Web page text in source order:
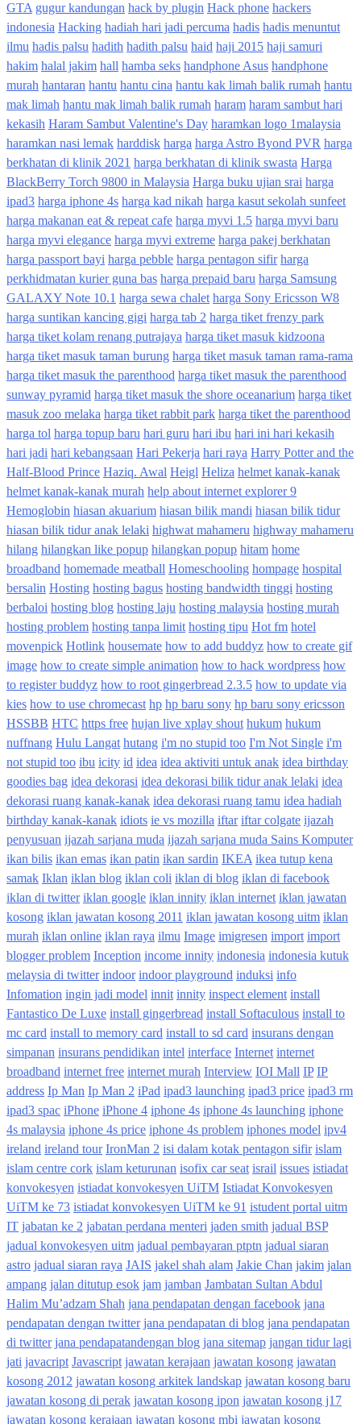
GTA gugur kandungan hack by plugin Hack phone hackers
indonesia Hacking hadiah hari jadi percuma hadis hadis menuntut
ilmu hadis palsu hadith hadith palsu haid haji 2015 haji samuri
hakim halal jakim hall hamba seks handphone Asus handphone
murah hantaran hantu hantu cina hantu kak limah balik rumah hantu
mak limah hantu mak limah balik rumah haram haram sambut hari
kekasih Haram Sambut Valentine's Day haramkan logo 1malaysia
haramkan nasi lemak harddisk harga harga Astro Byond PVR harga
berkhatan di klinik 2021 harga berkhatan di klinik swasta Harga
BlackBerry Torch 9800 in Malaysia Harga buku ujian srai harga
ipad3 harga iphone 4s harga kad nikah harga kasut sekolah sunfeet
harga makanan eat & repeat cafe harga myvi 1.5 harga myvi baru
harga myvi elegance harga myvi extreme harga pakej berkhatan
harga passport bayi harga pebble harga pentagon sifir harga
perkhidmatan kurier guna bas harga prepaid baru harga Samsung
GALAXY Note 10.1 harga sewa chalet harga Sony Ericsson W8
harga suntikan kancing gigi harga tab 2 harga tiket frenzy park
harga tiket kolam renang putrajaya harga tiket masuk kidzoona
harga tiket masuk taman burung harga tiket masuk taman rama-rama
harga tiket masuk the parenthood harga tiket masuk the parenthood
sunway pyramid harga tiket masuk the shore oceanarium harga tiket
masuk zoo melaka harga tiket rabbit park harga tiket the parenthood
harga tol harga topup baru hari guru hari ibu hari ini hari kekasih
hari jadi hari kebangsaan Hari Pekerja hari raya Harry Potter and the
Half-Blood Prince Haziq. Awal Heigl Heliza helmet kanak-kanak
helmet kanak-kanak murah help about internet explorer 9
Hemoglobin hiasan akuarium hiasan bilik mandi hiasan bilik tidur
hiasan bilik tidur anak lelaki highwat mahameru highway mahameru
hilang hilangkan like popup hilangkan popup hitam home
broadband homemade meatball Homeschooling hompage hospital
bersalin Hosting hosting bagus hosting bandwidth tinggi hosting
berbaloi hosting blog hosting laju hosting malaysia hosting murah
hosting problem hosting tanpa limit hosting tipu Hot fm hotel
movenpick Hotlink housemate how to add buddyz how to create gif
image how to create simple animation how to hack wordpress how
to register buddyz how to root gingerbread 2.3.5 how to update via
kies how to use chromecast hp hp baru sony hp baru sony ericsson
HSSBB HTC https free hujan live xplay shout hukum hukum
nuffnang Hulu Langat hutang i'm no stupid too I'm Not Single i'm
not stupid too ibu icity id idea idea aktiviti untuk anak idea birthday
goodies bag idea dekorasi idea dekorasi bilik tidur anak lelaki idea
dekorasi ruang kanak-kanak idea dekorasi ruang tamu idea hadiah
birthday kanak-kanak idiots ie vs mozilla iftar iftar colgate ijazah
penyusuan ijazah sarjana muda ijazah sarjana muda Sains Komputer
ikan bilis ikan emas ikan patin ikan sardin IKEA ikea tutup kena
samak Iklan iklan blog iklan coli iklan di blog iklan di facebook
iklan di twitter iklan google iklan innity iklan internet iklan jawatan
kosong iklan jawatan kosong 2011 iklan jawatan kosong uitm iklan
murah iklan online iklan raya ilmu Image imigresen import import
blogger problem Inception income innity indonesia indonesia kutuk
melaysia di twitter indoor indoor playground induksi info
Infomation ingin jadi model innit innity inspect element install
Fantastico De Luxe install gingerbread install Softaculous install to
mc card install to memory card install to sd card insurans dengan
simpanan insurans pendidikan intel interface Internet internet
broadband internet free internet murah Interview IOI Mall IP IP
address Ip Man Ip Man 2 iPad ipad3 launching ipad3 price ipad3 rm
ipad3 spac iPhone iPhone 4 iphone 4s iphone 4s launching iphone
4s malaysia iphone 4s price iphone 4s problem iphones model ipv4
ireland ireland tour IronMan 2 isi dalam kotak pentagon sifir islam
islam centre cork islam keturunan isofix car seat israil issues istiadat
konvokesyen istiadat konvokesyen UiTM Istiadat Konvokesyen
UiTM ke 73 istiadat konvokesyen UiTM ke 91 istudent portal uitm
IT jabatan ke 2 jabatan perdana menteri jaden smith jadual BSP
jadual konvokesyen uitm jadual pembayaran ptptn jadual siaran
astro jadual siaran raya JAIS jakel shah alam Jakie Chan jakim jalan
ampang jalan ditutup esok jam jamban Jambatan Sultan Abdul
Halim Mu’adzam Shah jana pendapatan dengan facebook jana
pendapatan dengan twitter jana pendapatan di blog jana pendapatan
di twitter jana pendapatandengan blog jana sitemap jangan tidur lagi
jati javacript Javascript jawatan kerajaan jawatan kosong jawatan
kosong 2012 jawatan kosong arkitek landskap jawatan kosong baru
jawatan kosong di perak jawatan kosong ipon jawatan kosong j17
jawatan kosong kerajaan jawatan kosong mbi jawatan kosong